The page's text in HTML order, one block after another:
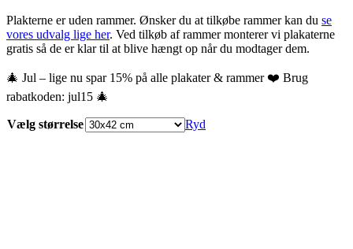
Plakterne er uden rammer. Ønsker du at tilkøbe rammer kan du se
vores udvalg lige her. Ved tilkøb af rammer monterer vi plakaterne
gratis så de er klar til at blive hængt op når du modtager dem.
🎄 Jul – lige nu spar 15% på alle plakater & rammer ❤️ Brug
rabatkoden: jul15 🎄
Vælg størrelse Ryd